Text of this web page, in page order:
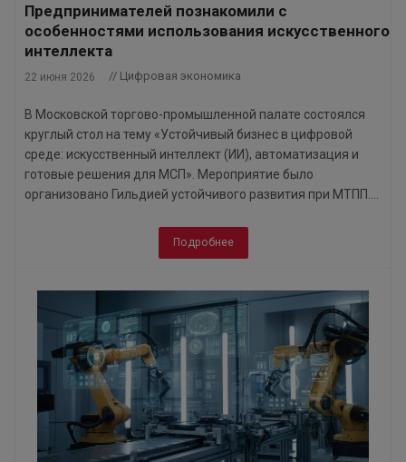
Предпринимателей познакомили с
особенностями использования искусственного
интеллекта
22 июня 2026 // Цифровая экономика
В Московской торгово-промышленной палате состоялся
круглый стол на тему «Устойчивый бизнес в цифровой
среде: искусственный интеллект (ИИ), автоматизация и
готовые решения для МСП». Мероприятие было
организовано Гильдией устойчивого развития при МТПП....
Подробнее